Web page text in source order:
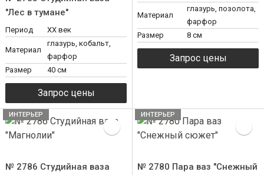
"Лес в тумане"
Период XX век
Материал
глазурь, кобальт,
фарфор
Размер
40 см
Материал
глазурь, позолота,
фарфор
Размер
8 см
№ 2786 Студийная ваза
ИНТЕРЬЕР
№ 2780 Пара ваз "Снежный
ИНТЕРЬЕР